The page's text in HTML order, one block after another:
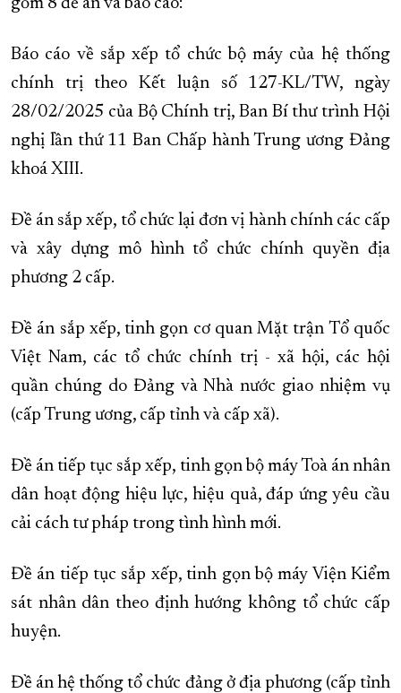
Báo cáo về sắp xếp tổ chức bộ máy của hệ thống
chính trị theo Kết luận số 127-KL/TW, ngày
28/02/2025 của Bộ Chính trị, Ban Bí thư trình Hội
nghị lần thứ 11 Ban Chấp hành Trung ương Đảng
khoá XIII.
Đề án sắp xếp, tổ chức lại đơn vị hành chính các cấp
và xây dựng mô hình tổ chức chính quyền địa
phương 2 cấp.
Đề án sắp xếp, tinh gọn cơ quan Mặt trận Tổ quốc
Việt Nam, các tổ chức chính trị - xã hội, các hội
quần chúng do Đảng và Nhà nước giao nhiệm vụ
(cấp Trung ương, cấp tỉnh và cấp xã).
Đề án tiếp tục sắp xếp, tinh gọn bộ máy Toà án nhân
dân hoạt động hiệu lực, hiệu quả, đáp ứng yêu cầu
cải cách tư pháp trong tình hình mới.
Đề án tiếp tục sắp xếp, tinh gọn bộ máy Viện Kiểm
sát nhân dân theo định hướng không tổ chức cấp
huyện.
Đề án hệ thống tổ chức đảng ở địa phương (cấp tỉnh